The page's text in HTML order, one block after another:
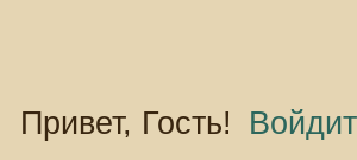
Привет, Гость!